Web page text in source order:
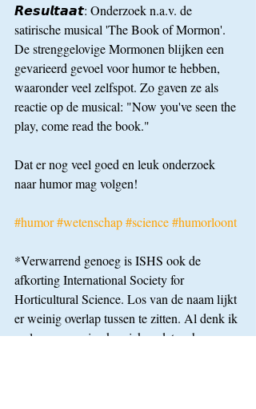
𝙍𝙚𝙨𝙪𝙡𝙩𝙖𝙖𝙩: Onderzoek n.a.v. de
satirische musical 'The Book of Mormon'.
De strenggelovige Mormonen blijken een
gevarieerd gevoel voor humor te hebben,
waaronder veel zelfspot. Zo gaven ze als
reactie op de musical: "Now you've seen the
play, come read the book."
Dat er nog veel goed en leuk onderzoek
naar humor mag volgen!
#humor#wetenschap#science#humorloont
*Verwarrend genoeg is ISHS ook de
afkorting International Society for
Horticultural Science. Los van de naam lijkt
er weinig overlap tussen te zitten. Al denk ik
wel van sommige komieken dat ze hun